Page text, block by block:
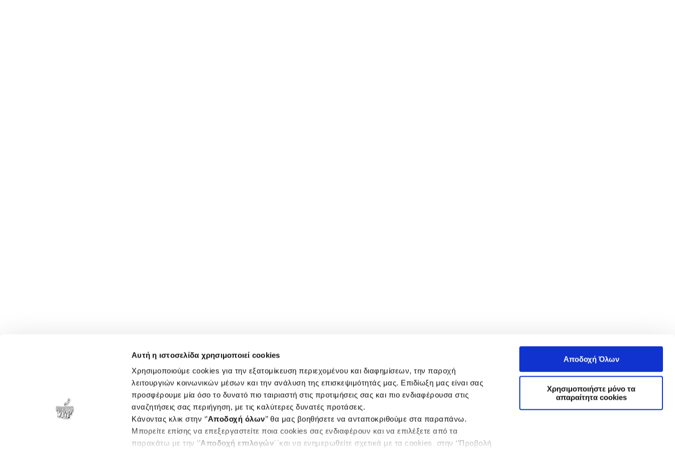
Αυτή η ιστοσελίδα χρησιμοποιεί cookies
Χρησιμοποιούμε cookies για την εξατομίκευση περιεχομένου και διαφημίσεων, την παροχή
λειτουργιών κοινωνικών μέσων και την ανάλυση της επισκεψιμότητάς μας. Επιδίωξη μας είναι σας
προσφέρουμε μία όσο το δυνατό πιο ταιριαστή στις προτιμήσεις σας και πιο ενδιαφέρουσα στις
αναζητήσεις σας περιήγηση, με τις καλύτερες δυνατές προτάσεις.
Κάνοντας κλικ στην ‘’Αποδοχή όλων’’ θα μας βοηθήσετε να ανταποκριθούμε στα παραπάνω.
Μπορείτε επίσης να επεξεργαστείτε ποια cookies σας ενδιαφέρουν και να επιλέξετε από τα
παρακάτω με την ‘’Αποδοχή επιλογών΄΄και να ενημερωθείτε σχετικά με τα cookies στην ‘’Προβολή
Αποδοχή Όλων
Χρησιμοποιήστε μόνο τα
απαραίτητα cookies